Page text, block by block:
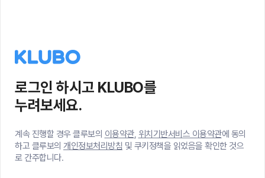
로그인 하시고 KLUBO를
누려보세요.
계속 진행할 경우 클루보의 이용약관, 위치기반서비스 이용약관에 동의
하고 클루보의 개인정보처리방침 및 쿠키정책을 읽었음을 확인한 것으
로 간주합니다.